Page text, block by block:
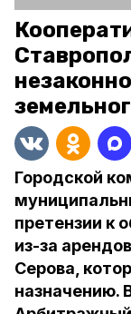
Городской
претензии к
из-за
Серова,
назначению.